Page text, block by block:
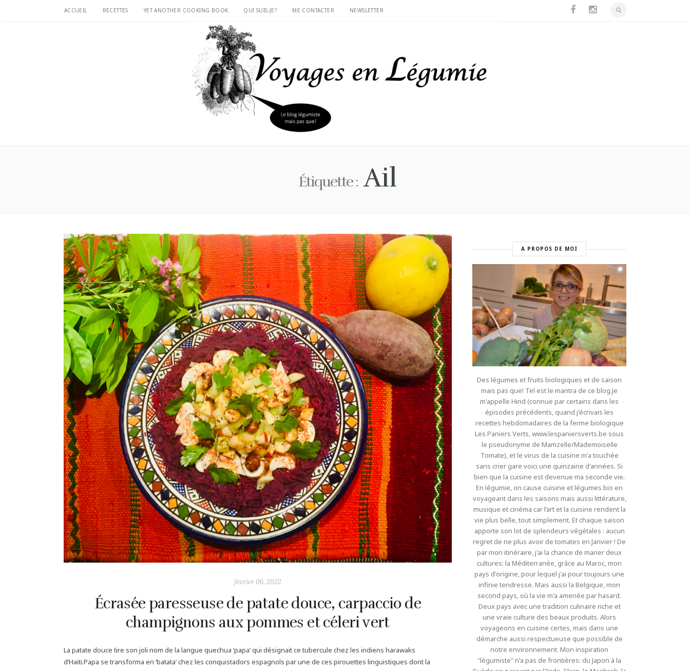
ACCUEIL RECETTES YET ANOTHER COOKING BOOK QUI SUIS-JE? ME CONTACTER NEWSLETTER
Étiquette : Ail
février 06, 2022
Écrasée paresseuse de patate douce, carpaccio de
champignons aux pommes et céleri vert
La patate douce tire son joli nom de la langue quechua ‘papa’ qui désignait ce tubercule chez les indiens harawaks
d’Haiti.Papa se transforma en ‘batata’ chez les conquistadors espagnols par une de ces pirouettes linguistiques dont la
A PROPOS DE MOI
Des légumes et fruits biologiques et de saison
mais pas que! Tel est le mantra de ce blog.Je
m'appelle Hind (connue par certains dans les
épisodes précédents, quand j'écrivais les
recettes hebdomadaires de la ferme biologique
Les Paniers Verts, www.lespaniersverts.be sous
le pseudonyme de Mamzelle/Mademoiselle
Tomate), et le virus de la cuisine m'a touchée
sans crier gare voici une quinzaine d'années. Si
bien que la cuisine est devenue ma seconde vie.
En légumie, on cause cuisine et légumes bio en
voyageant dans les saisons mais aussi littérature,
musique et cinéma car l’art et la cuisine rendent la
vie plus belle, tout simplement. Et chaque saison
apporte son lot de splendeurs végétales : aucun
regret de ne plus avoir de tomates en Janvier ! De
par mon itinéraire, j'ai la chance de marier deux
cultures: la Méditerranée, grâce au Maroc, mon
pays d'origine, pour lequel j'ai pour toujours une
infinie tendresse. Mais aussi la Belgique, mon
second pays, où la vie m'a amenée par hasard.
Deux pays avec une tradition culinaire riche et
une vraie culture des beaux produits. Alors
voyageons en cuisine certes, mais dans une
démarche aussi respectueuse que possible de
notre environnement. Mon inspiration
"légumiste" n'a pas de frontières: du Japon à la